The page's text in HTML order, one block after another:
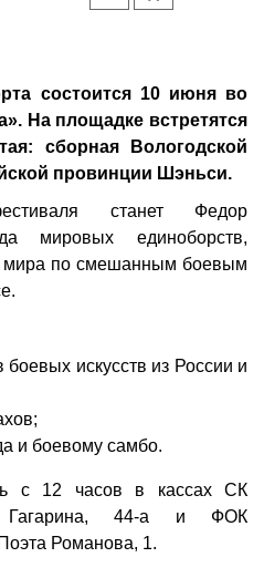
состоится 10 июня во
На площадке встретятся
сборная Вологодской
провинции Шэньси.
станет Федор
мировых единоборств,
мира по смешанным боевым
искусств из России и
и боевому самбо.
с 12 часов в кассах СК
Гагарина, 44-а и ФОК
Романова, 1.